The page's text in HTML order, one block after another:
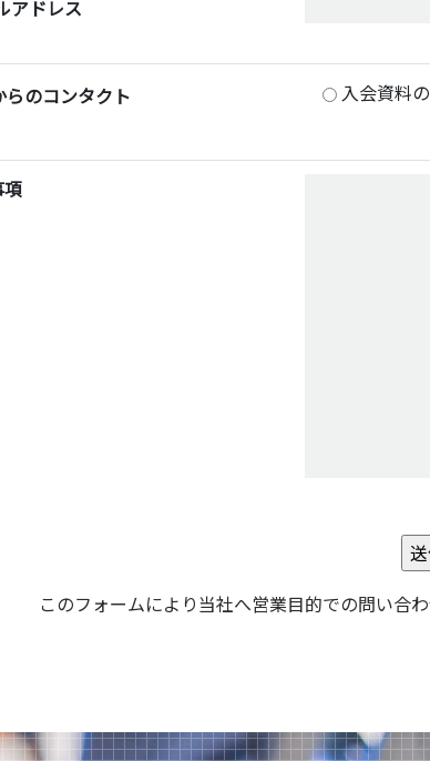
アドレス
らのコンタクト 入会資料
このフォームにより当社へ営業目的での問い合